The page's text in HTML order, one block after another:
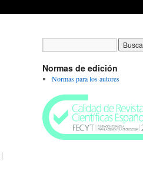
|
Normas de edición
Normas para los autores